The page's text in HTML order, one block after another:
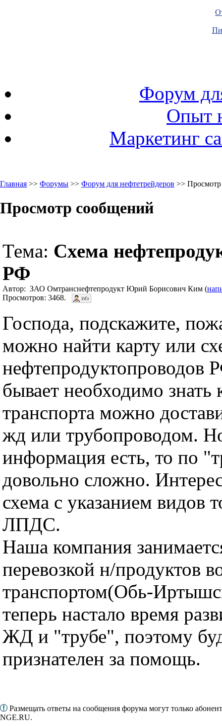
Форум
Опыт
Маркетинг
Главная >> Форумы >> Форум для нефтетрейдеров >>
Просмотр сообщений
Тема: Схема
РФ
Автор: ЗАО Омтранснефтепродукт Юрий Борисович Ким (
Просмотров: 3468.
Господа, подскажите,
можно найти карту или
нефтепродуктопроводов
бывает необходимо
транспорта можно
жд или трубопроводом.
информация есть, то по
довольно сложно.
схема с указанием видов
ЛПДС.
Наша компания
перевозкой н/продуктов
транспортом(Обь-
теперь настало время
ЖД и "трубе", поэтому
признателен за помощь.
Размещать ответы на сообщения форума могут только
NGE.RU.